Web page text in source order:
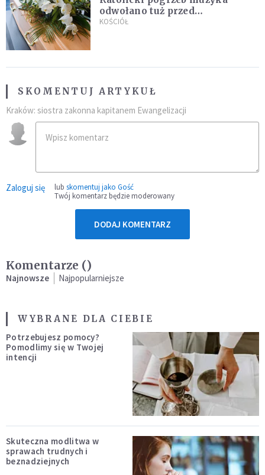
odwołano tuż przed
uroczystością. Powodem była
KOŚCIÓŁ
SKOMENTUJ ARTYKUŁ
Kraków: siostra zakonna kapitanem Ewangelizacji
Zaloguj się lub skomentuj jako Gość
Twój komentarz będzie moderowany
DODAJ KOMENTARZ
Komentarze ()
Najnowsze Najpopularniejsze
WYBRANE DLA CIEBIE
Potrzebujesz pomocy?
Pomodlimy się w Twojej
intencji
Skuteczna modlitwa w
sprawach trudnych i
beznadziejnych